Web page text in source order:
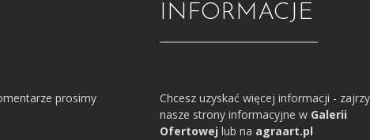
INFORMACJE
Chcesz uzyskać więcej informacji -
nasze strony informacyjne w Galerii
Ofertowej lub na agraart.pl
prosimy